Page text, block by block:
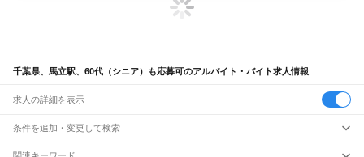
千葉県、馬立駅、60代（シニア）も応募可のアルバイト・バイト求人情報
求人の詳細を表示
条件を追加・変更して検索